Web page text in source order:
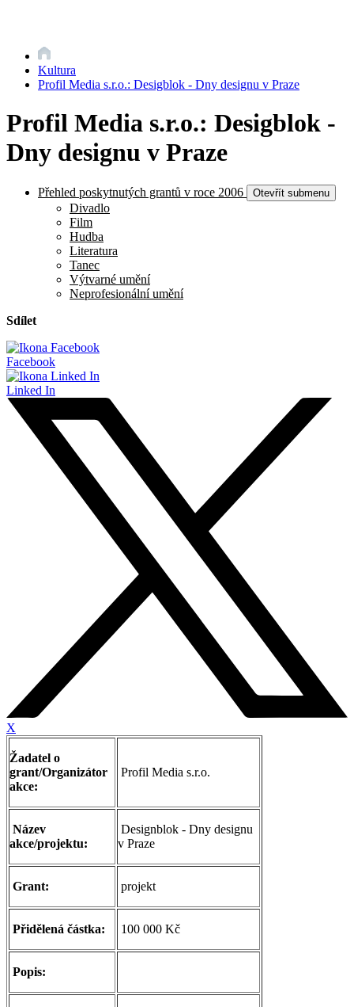
Kultura
Profil Media s.r.o.: Desigblok - Dny designu v Praze
Profil Media s.r.o.: Desigblok -
Dny designu v Praze
Přehled poskytnutých grantů v roce 2006 Otevřít submenu
Divadlo
Film
Hudba
Literatura
Tanec
Výtvarné umění
Neprofesionální umění
Sdílet
Facebook
Linked In
X
Žadatel o
grant/Organizátor
akce:
Profil Media s.r.o.
Název
akce/projektu:
Designblok - Dny designu
v Praze
Grant: projekt
Přidělená částka: 100 000 Kč
Popis: